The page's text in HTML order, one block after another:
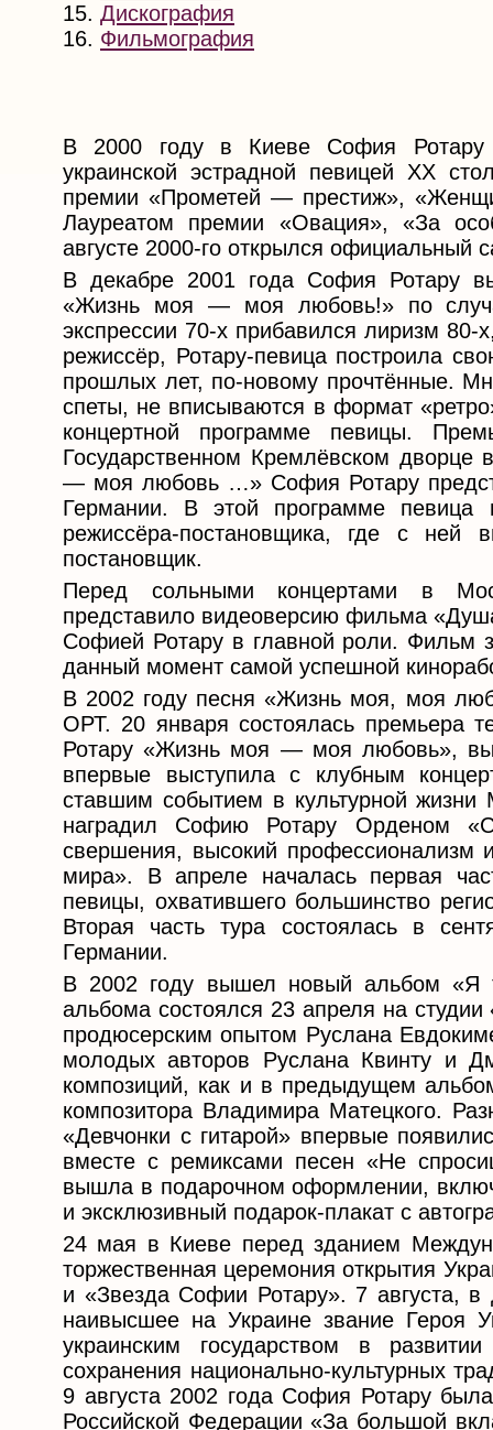
15. Дискография
16. Фильмография
В 2000 году в Киеве София Ротару
украинской эстрадной певицей XX
премии «Прометей — престиж»,
Лауреатом премии «Овация», «За
августе 2000-го открылся официальный
В декабре 2001 года София Ротару
«Жизнь моя — моя любовь!» по
экспрессии 70-х прибавился лиризм 80-
режиссёр, Ротару-певица построила
прошлых лет, по-новому прочтённые.
спеты, не вписываются в формат
концертной программе певицы.
Государственном Кремлёвском
— моя любовь …» София Ротару
Германии. В этой программе певица
режиссёра-постановщика, где с ней
постановщик.
Перед сольными концертами в
представило видеоверсию фильма
Софией Ротару в главной роли. Фильм
данный момент самой успешной
В 2002 году песня «Жизнь моя, моя
ОРТ. 20 января состоялась премьера
Ротару «Жизнь моя — моя любовь»,
впервые выступила с клубным
ставшим событием в культурной
наградил Софию Ротару Орденом
свершения, высокий
мира». В апреле началась первая
певицы, охватившего большинство
Вторая часть тура состоялась в
Германии.
В 2002 году вышел новый альбом «Я
альбома состоялся 23 апреля на
продюсерским опытом Руслана
молодых авторов Руслана Квинту и
композиций, как и в предыдущем
композитора Владимира Матецкого.
«Девчонки с гитарой» впервые
вместе с ремиксами песен «Не
вышла в подарочном оформлении,
и эксклюзивный подарок-плакат с
24 мая в Киеве перед зданием
торжественная церемония открытия
и «Звезда Софии Ротару». 7 августа,
наивысшее на Украине звание Героя
украинским государством в
сохранения национально-культурных
9 августа 2002 года София Ротару
Российской Федерации «За большой